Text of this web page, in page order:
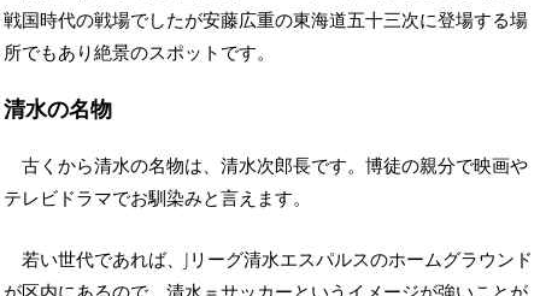
戦国時代の戦場でしたが安藤広重の東海道五十三次に登場する場
所でもあり絶景のスポットです。
清水の名物
古くから清水の名物は、清水次郎長です。博徒の親分で映画や
テレビドラマでお馴染みと言えます。
若い世代であれば、Jリーグ清水エスパルスのホームグラウンド
が区内にあるので、清水＝サッカーというイメージが強いことが